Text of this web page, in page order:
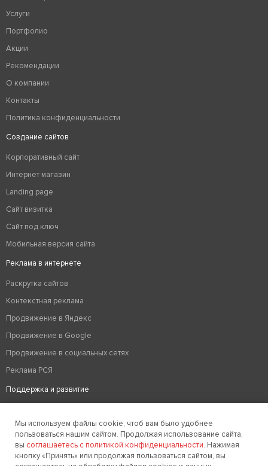
Услуги
Портфолио
Акции
Рекомендации
О компании
Контакты
Политика конфиденциальности
Создание сайтов
Корпоративный сайт
Интернет магазин
Landing page
Сайт визитка
Сайт под ключ
Мобильная версия сайта
Реклама в интернете
Раскрутка сайтов
Контекстная реклама
Продвижение в Яндекс
Продвижение в Google
Продвижение в социальных сетях
Реклама РСЯ
Поддержка и развитие
Вывод из бана
Техподдержка сайтов
Редизайн сайтов
Мы используем файлы cookie, чтоб вам было удобнее
пользоваться нашим сайтом. Продолжая использование сайта,
вы соглашаетесь с политикой конфиденциальности. Нажимая
кнопку «Принять» или продолжая пользоваться сайтом, вы